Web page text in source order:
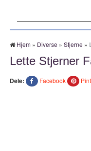
Hjem » Diverse » Stjerne »
Lette Stjerner
Dele: Facebook